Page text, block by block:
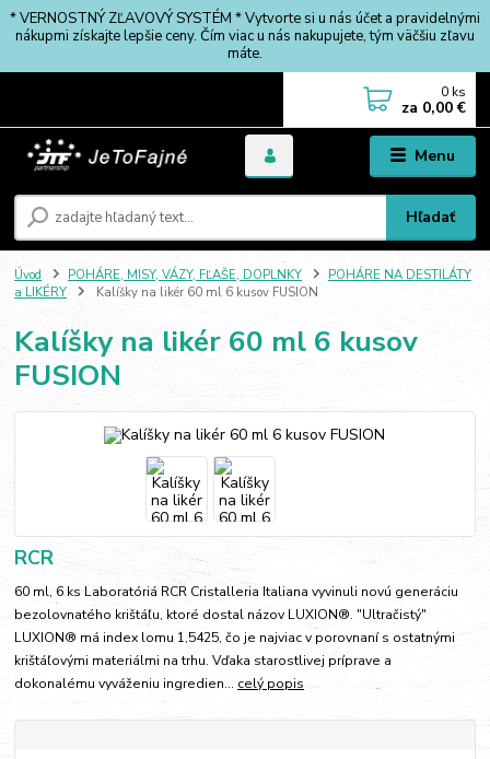
* VERNOSTNÝ ZĽAVOVÝ SYSTÉM * Vytvorte si u nás účet a pravidelnými
nákupmi získajte lepšie ceny. Čím viac u nás nakupujete, tým väčšiu zľavu
máte.
Menu
Hľadať
0 ks
za 0,00 €
Úvod POHÁRE, MISY, VÁZY, FĽAŠE, DOPLNKY
POHÁRE NA DESTILÁTY
a LIKÉRY
Kalíšky na likér 60 ml 6 kusov FUSION
Kalíšky na likér 60 ml 6 kusov
FUSION
RCR
60 ml, 6 ks Laboratóriá RCR Cristalleria Italiana vyvinuli novú generáciu
bezolovnatého krištáľu, ktoré dostal názov LUXION®. "Ultračistý"
LUXION® má index lomu 1,5425, čo je najviac v porovnaní s ostatnými
krištáľovými materiálmi na trhu. Vďaka starostlivej príprave a
dokonalému vyváženiu ingredien... celý popis